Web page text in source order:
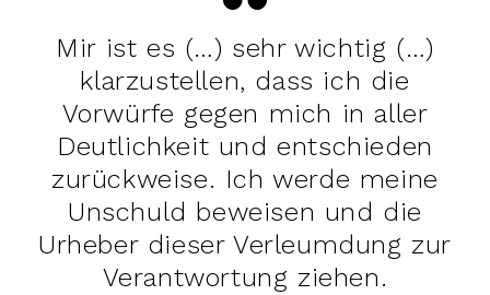
Mir ist es (…) sehr wichtig (…)
klarzustellen, dass ich die
Vorwürfe gegen mich in aller
Deutlichkeit und entschieden
zurückweise. Ich werde meine
Unschuld beweisen und die
Urheber dieser Verleumdung zur
Verantwortung ziehen.